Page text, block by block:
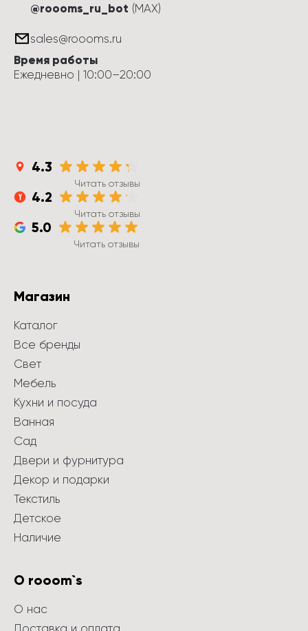
@roooms_ru_bot (MAX)
sales@roooms.ru
Время работы
Ежедневно | 10:00–20:00
4.3
Читать отзывы
4.2
Читать отзывы
5.0
Читать отзывы
Магазин
Каталог
Все бренды
Свет
Мебель
Кухни и посуда
Ванная
Сад
Двери и фурнитура
Декор и подарки
Текстиль
Детское
Наличие
О rooom`s
О нас
Доставка и оплата